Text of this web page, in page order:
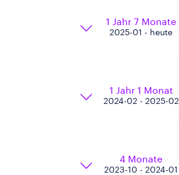
1 Jahr 7 Monate
2025-01 - heute
1 Jahr 1 Monat
2024-02 - 2025-02
4 Monate
2023-10 - 2024-01